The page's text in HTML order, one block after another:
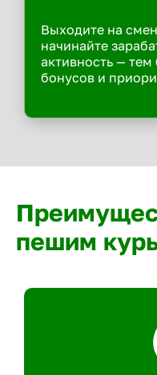
Выходите на
начинайте
активность —
бонусов и
пешим